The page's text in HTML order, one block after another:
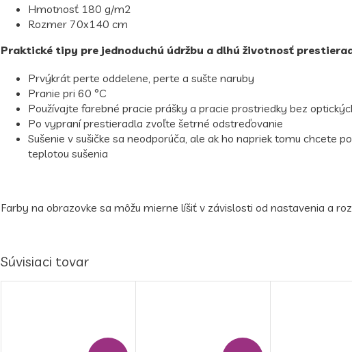
Hmotnosť 180 g/m2
Rozmer 70x140 cm
Praktické tipy pre jednoduchú údržbu a dlhú životnosť
Prvýkrát perte oddelene, perte a sušte naruby
Pranie pri 60 °C
Používajte farebné pracie prášky a pracie prostriedky bez
Po vypraní prestieradla zvoľte šetrné odstreďovanie
Sušenie v sušičke sa neodporúča, ale ak ho napriek tomu chcete
teplotou sušenia
Farby na obrazovke sa môžu mierne líšiť v závislosti od nastavenia a
Súvisiaci tovar